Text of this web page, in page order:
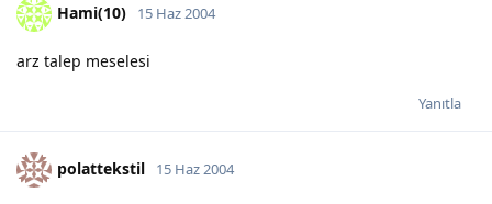
Hami(10) 15 Haz 2004
arz talep meselesi
Yanıtla
polattekstil 15 Haz 2004